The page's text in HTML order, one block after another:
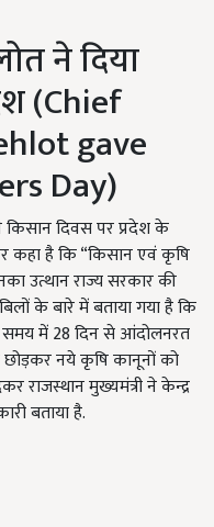
ने दिया
(Chief
gave
Day)
किसान दिवस पर प्रदेश के
कहा है कि “किसान एवं कृषि
उत्थान राज्य सरकार की
के बारे में बताया गया है कि
समय में 28 दिन से आंदोलनरत
नये कृषि कानूनों को
राजस्थान मुख्यमंत्री ने केन्द्र
बताया है.